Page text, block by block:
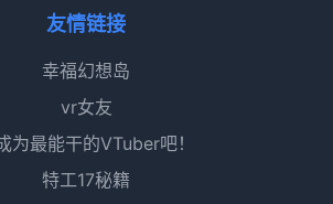
友情链接
幸福幻想岛
vr女友
为最能干的VTuber吧！
特工17秘籍